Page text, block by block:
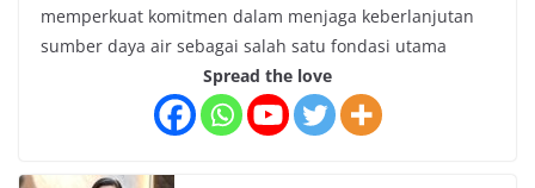
memperkuat komitmen dalam menjaga keberlanjutan
sumber daya air sebagai salah satu fondasi utama
Spread the love